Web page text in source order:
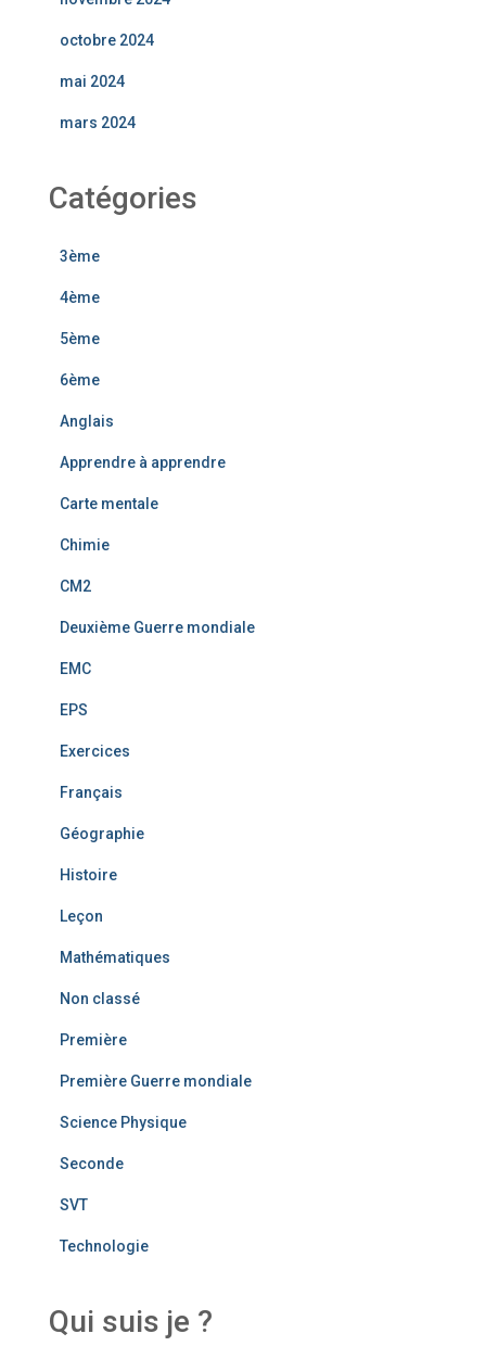
octobre 2024
mai 2024
mars 2024
Catégories
3ème
4ème
5ème
6ème
Anglais
Apprendre à apprendre
Carte mentale
Chimie
CM2
Deuxième Guerre mondiale
EMC
EPS
Exercices
Français
Géographie
Histoire
Leçon
Mathématiques
Non classé
Première
Première Guerre mondiale
Science Physique
Seconde
SVT
Technologie
Qui suis je ?